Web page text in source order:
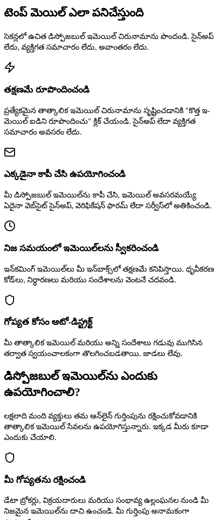
టెంప్ మెయిల్ ఎలా పనిచేస్తుంది
సెకన్లలో ఉచిత డిస్పోజబుల్ ఇమెయిల్ చిరునామాను పొందండి. సైన్అప్
లేదు, వ్యక్తిగత సమాచారం లేదు, అవాంతరం లేదు.
తక్షణమే రూపొందించండి
ప్రత్యేకమైన తాత్కాలిక ఇమెయిల్ చిరునామాను సృష్టించడానికి "కొత్త ఇ-
మెయిల్ ఐడిని రూపొందించు" క్లిక్ చేయండి. సైన్అప్ లేదా వ్యక్తిగత
సమాచారం అవసరం లేదు.
ఎక్కడైనా కాపీ చేసి ఉపయోగించండి
మీ డిస్పోజబుల్ ఇమెయిల్‌ను కాపీ చేసి, ఇమెయిల్ అవసరమయ్యే
ఏదైనా వెబ్‌సైట్ సైన్అప్, వెరిఫికేషన్ ఫారమ్ లేదా సర్వీస్‌లో అతికించండి.
నిజ సమయంలో ఇమెయిల్‌లను స్వీకరించండి
ఇన్‌కమింగ్ ఇమెయిల్‌లు మీ ఇన్‌బాక్స్‌లో తక్షణమే కనిపిస్తాయి. ధృవీకరణ
కోడ్‌లు, నిర్ధారణలు మరియు సందేశాలను వెంటనే చదవండి.
గోప్యత కోసం ఆటో-డిస్ట్రక్ట్
మీ తాత్కాలిక ఇమెయిల్ మరియు అన్ని సందేశాలు గడువు ముగిసిన
తర్వాత స్వయంచాలకంగా తొలగించబడతాయి. జాడలు లేవు.
డిస్పోజబుల్ ఇమెయిల్‌ను ఎందుకు
ఉపయోగించాలి?
లక్షలాది మంది వ్యక్తులు తమ ఆన్‌లైన్ గుర్తింపును రక్షించుకోవడానికి
తాత్కాలిక ఇమెయిల్ సేవలను ఉపయోగిస్తున్నారు. ఇక్కడ మీరు కూడా
ఎందుకు చేయాలి.
మీ గోప్యతను రక్షించండి
డేటా బ్రోకర్లు, విక్రయదారులు మరియు సంభావ్య ఉల్లంఘనల నుండి మీ
నిజమైన ఇమెయిల్‌ను దాచి ఉంచండి. మీ గుర్తింపు అనామకంగా